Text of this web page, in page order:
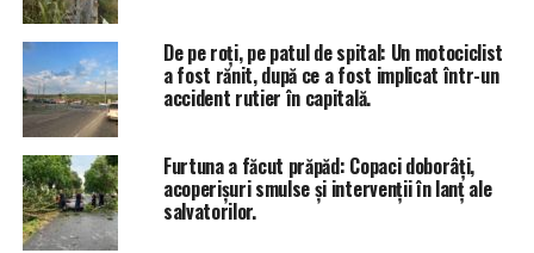
De pe roți, pe patul de spital: Un motociclist
a fost rănit, după ce a fost implicat într-un
accident rutier în capitală.
Furtuna a făcut prăpăd: Copaci doborâți,
acoperișuri smulse și intervenții în lanț ale
salvatorilor.